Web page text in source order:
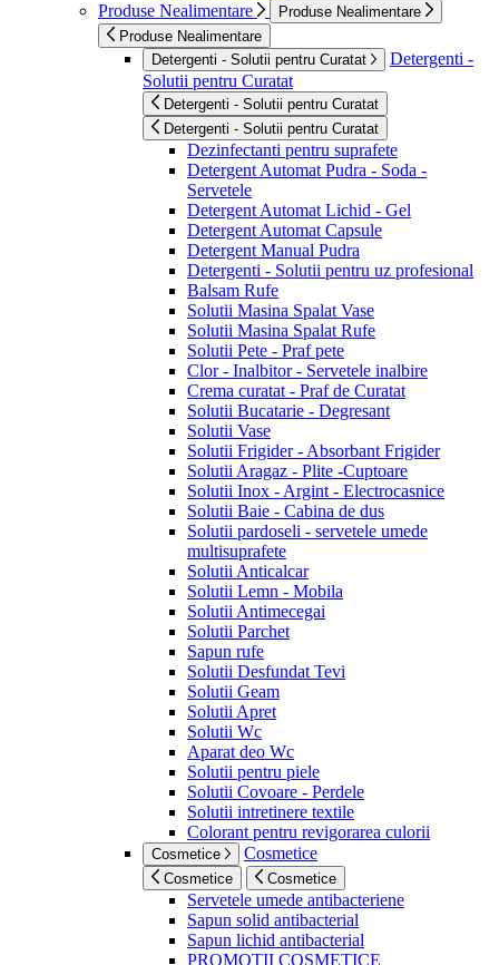
Produse Nealimentare
Produse Nealimentare
Produse Nealimentare
Detergenti - Solutii pentru Curatat
Detergenti -
Solutii pentru Curatat
Detergenti - Solutii pentru Curatat
Detergenti - Solutii pentru Curatat
Dezinfectanti pentru suprafete
Detergent Automat Pudra - Soda -
Servetele
Detergent Automat Lichid - Gel
Detergent Automat Capsule
Detergent Manual Pudra
Detergenti - Solutii pentru uz profesional
Balsam Rufe
Solutii Masina Spalat Vase
Solutii Masina Spalat Rufe
Solutii Pete - Praf pete
Clor - Inalbitor - Servetele inalbire
Crema curatat - Praf de Curatat
Solutii Bucatarie - Degresant
Solutii Vase
Solutii Frigider - Absorbant Frigider
Solutii Aragaz - Plite -Cuptoare
Solutii Inox - Argint - Electrocasnice
Solutii Baie - Cabina de dus
Solutii pardoseli - servetele umede
multisuprafete
Solutii Anticalcar
Solutii Lemn - Mobila
Solutii Antimecegai
Solutii Parchet
Sapun rufe
Solutii Desfundat Tevi
Solutii Geam
Solutii Apret
Solutii Wc
Aparat deo Wc
Solutii pentru piele
Solutii Covoare - Perdele
Solutii intretinere textile
Colorant pentru revigorarea culorii
Cosmetice Cosmetice
Cosmetice Cosmetice
Servetele umede antibacteriene
Sapun solid antibacterial
Sapun lichid antibacterial
PROMOTII COSMETICE